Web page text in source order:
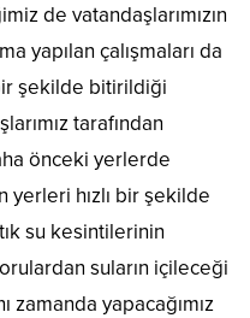
de vatandaşlarımızın
yapılan çalışmaları da
şekilde bitirildiği
tarafından
önceki yerlerde
yerleri hızlı bir şekilde
su kesintilerinin
suların içileceği
zamanda yapacağımız